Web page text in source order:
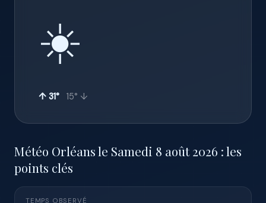
☀️
↑ 31° 15° ↓
Météo Orléans le Samedi 8 août 2026 : les
points clés
TEMPS OBSERVÉ